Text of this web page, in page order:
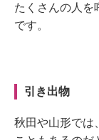
たくさんの人を
です。
引き出物
秋田や山形では